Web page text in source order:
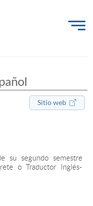
Sitio web
su segundo semestre
o Traductor Inglés-